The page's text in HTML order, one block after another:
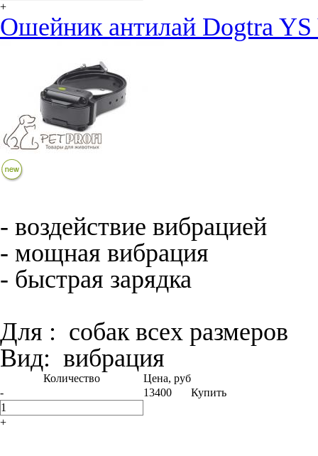
+
Ошейник антилай Dogtra
- воздействие вибрацией
- мощная вибрация
- быстрая зарядка
Для : собак всех размеров
Вид: вибрация
Количество
Цена, руб
-
+
13400 Купить